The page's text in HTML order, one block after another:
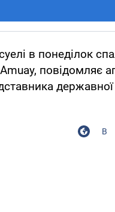
в понеділок
повідомляє